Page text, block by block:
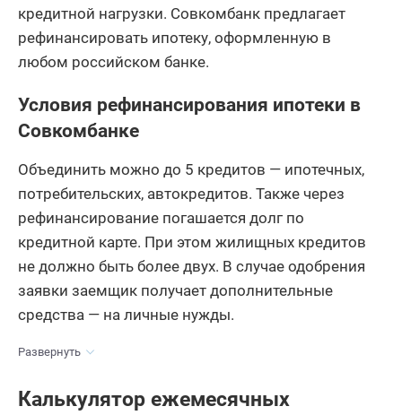
кредитной нагрузки. Совкомбанк предлагает
рефинансировать ипотеку, оформленную в
любом российском банке.
Условия рефинансирования ипотеки в
Совкомбанке
Объединить можно до 5 кредитов — ипотечных,
потребительских, автокредитов. Также через
рефинансирование погашается долг по
кредитной карте. При этом жилищных кредитов
не должно быть более двух. В случае одобрения
заявки заемщик получает дополнительные
средства — на личные нужды.
Развернуть
Калькулятор ежемесячных